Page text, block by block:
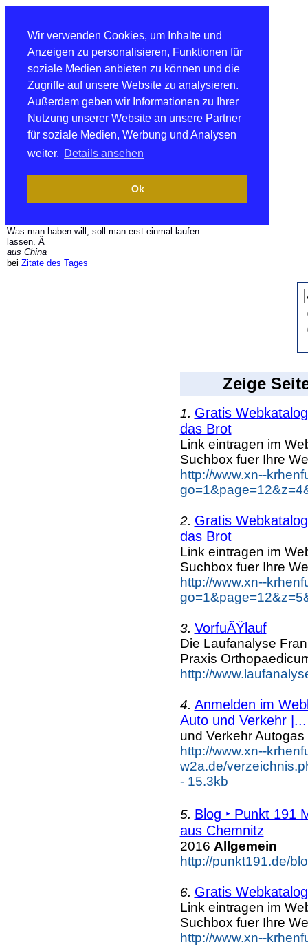
Wir verwenden Cookies, um Inhalte und
Anzeigen zu personalisieren, Funktionen für
soziale Medien anbieten zu können und die
Zugriffe auf unsere Website zu analysieren.
Außerdem geben wir Informationen zu Ihrer
Nutzung unserer Website an unsere Partner
für soziale Medien, Werbung und Analysen
weiter. Details ansehen
Ok
Was man haben will, soll man erst einmal laufen
lassen. Â
aus China
bei Zitate des Tages
Zeige
1. Gratis
das Brot
Link eintragen im
Suchbox fuer Ihre
http://www.xn--
2. Gratis
das Brot
Link eintragen im
Suchbox fuer Ihre
http://www.xn--
3. VorfuÃŸlauf
Die Laufanalyse
Praxis
http://
4. Anmelden im
Auto und Verkehr |...
und Verkehr
http://www.xn--
w2a.de/
- 15.3kb
5. Blog ‣ Punkt 191
aus Chemnitz
2016 Allgemein
http://punkt191.de/
6. Gratis
Link eintragen im
Suchbox fuer Ihre
http://www.xn--